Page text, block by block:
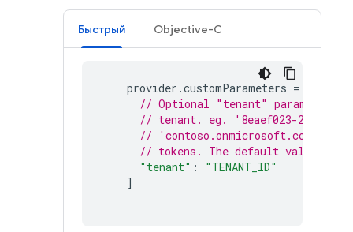
Быстрый Objective-C
provider .customParameters =
// Optional "tenant" parameter in
// tenant. eg. '8eaef023-2b34-
// 'contoso.onmicrosoft.com' or
// tokens. The default value is
"tenant" :
"TENANT_ID"
]